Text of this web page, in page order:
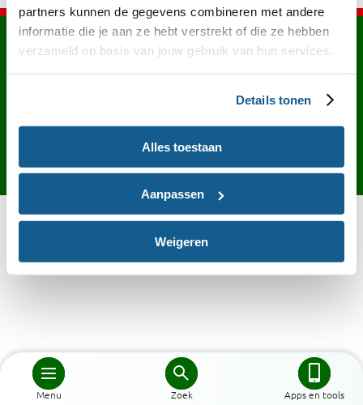
partners kunnen de gegevens combineren met andere
informatie die je aan ze hebt verstrekt of die ze hebben
verzameld op basis van jouw gebruik van hun services.
Details tonen
Alles toestaan
Aanpassen
Weigeren
Menu Zoek Apps en tools
Contact English Privacy
Cookies
Toegankelijkheid
Desktop site